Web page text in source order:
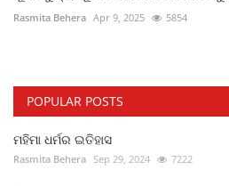
Rasmita Behera Apr 9, 2025 5854
POPULAR POSTS
ମହିମା ଧର୍ମର ଇତିହାସ
Rasmita Behera Sep 29, 2024 7222